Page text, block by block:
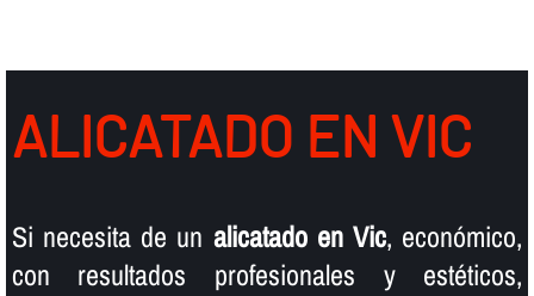
ALICATADO EN VIC
Si necesita de un alicatado en Vic, económico,
con resultados profesionales y estéticos,